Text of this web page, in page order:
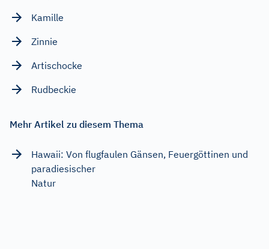
Kamille
Zinnie
Artischocke
Rudbeckie
Mehr Artikel zu diesem Thema
Hawaii: Von flugfaulen Gänsen, Feuergöttinen und
paradiesischer
Natur